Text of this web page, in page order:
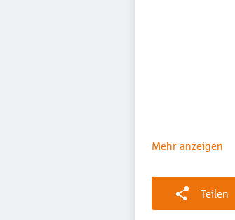
Mehr anzeigen
Teilen